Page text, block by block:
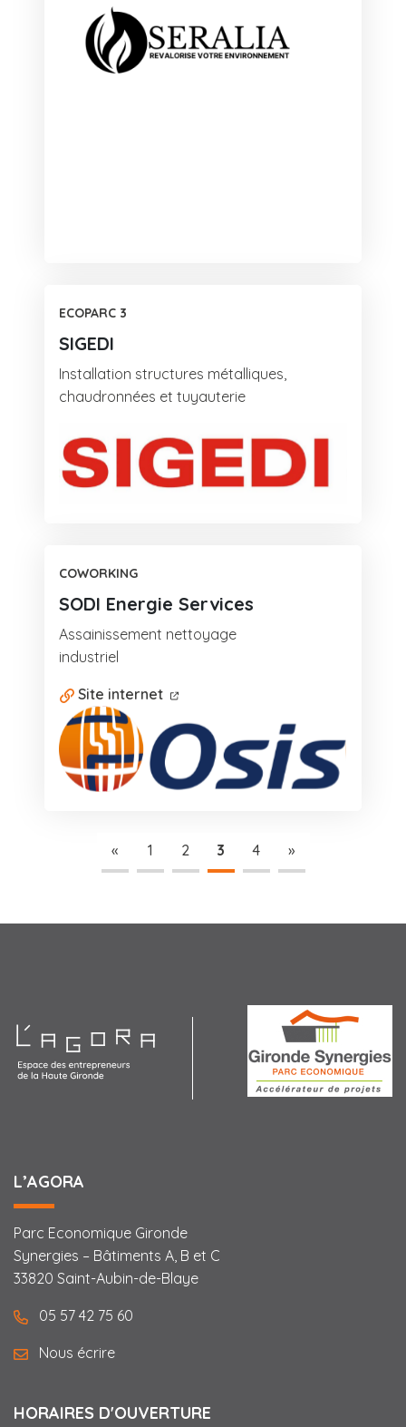
ECOPARC 3
SIGEDI
Installation structures métalliques,
chaudronnées et tuyauterie
COWORKING
SODI Energie Services
Assainissement nettoyage
industriel
Site internet
« 1 2 3 4 »
L’AGORA
Parc Economique Gironde
Synergies – Bâtiments A, B et C
33820 Saint-Aubin-de-Blaye
05 57 42 75 60
Nous écrire
HORAIRES D'OUVERTURE